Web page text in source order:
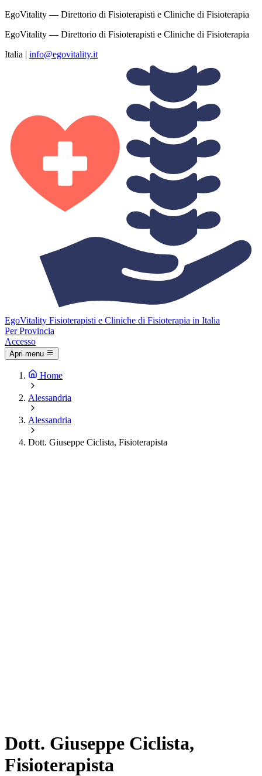
EgoVitality — Direttorio di Fisioterapisti e Cliniche di Fisioterapia
EgoVitality — Direttorio di Fisioterapisti e Cliniche di Fisioterapia
Italia | info@egovitality.it
EgoVitality Fisioterapisti e Cliniche di Fisioterapia in Italia
Per Provincia
Accesso
Apri menu
Home
Alessandria
Alessandria
Dott. Giuseppe Ciclista, Fisioterapista
Dott. Giuseppe Ciclista,
Fisioterapista